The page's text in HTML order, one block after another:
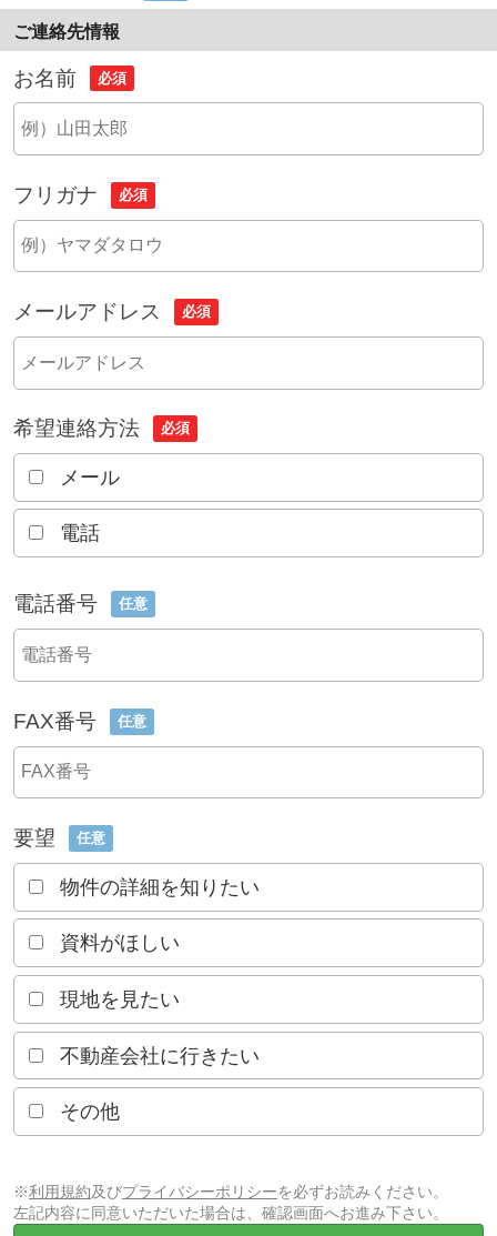
ご連絡先情報
お名前 必須
フリガナ 必須
メールアドレス 必須
希望連絡方法 必須
メール
電話
電話番号 任意
FAX番号 任意
要望 任意
物件の詳細を知りたい
資料がほしい
現地を見たい
不動産会社に行きたい
その他
※利用規約及びプライバシーポリシーを必ずお読みください。
左記内容に同意いただいた場合は、確認画面へお進み下さい。